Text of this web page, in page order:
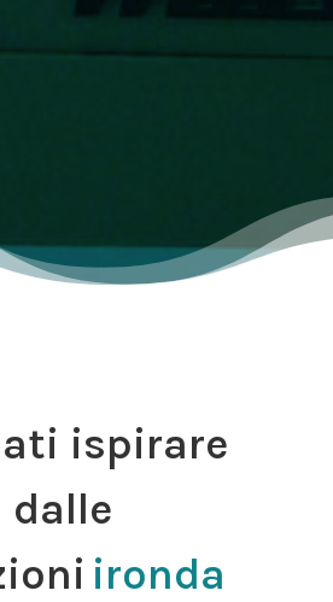
ispirare
dalle
ironda